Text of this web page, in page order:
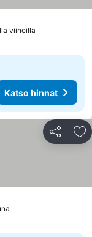
viineillä
Katso hinnat
Jaa